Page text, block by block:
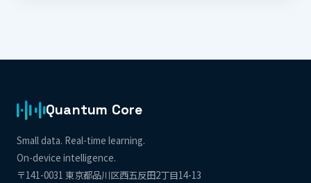
Quantum Core
Small data. Real-time learning.
On-device intelligence.
〒141-0031 東京都品川区西五反田2丁目14-13